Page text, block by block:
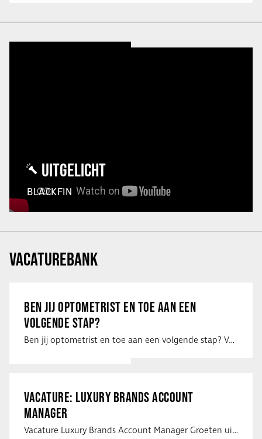
UITGELICHT
BLACKFIN
VACATUREBANK
BEN JIJ OPTOMETRIST EN TOE AAN EEN
VOLGENDE STAP?
Ben jij optometrist en toe aan een volgende stap? Voor een optiekketen is Eye …
VACATURE: LUXURY BRANDS ACCOUNT
MANAGER
Vacature Luxury Brands Account Manager Groeten uit Spanje! Vanaf mijn …